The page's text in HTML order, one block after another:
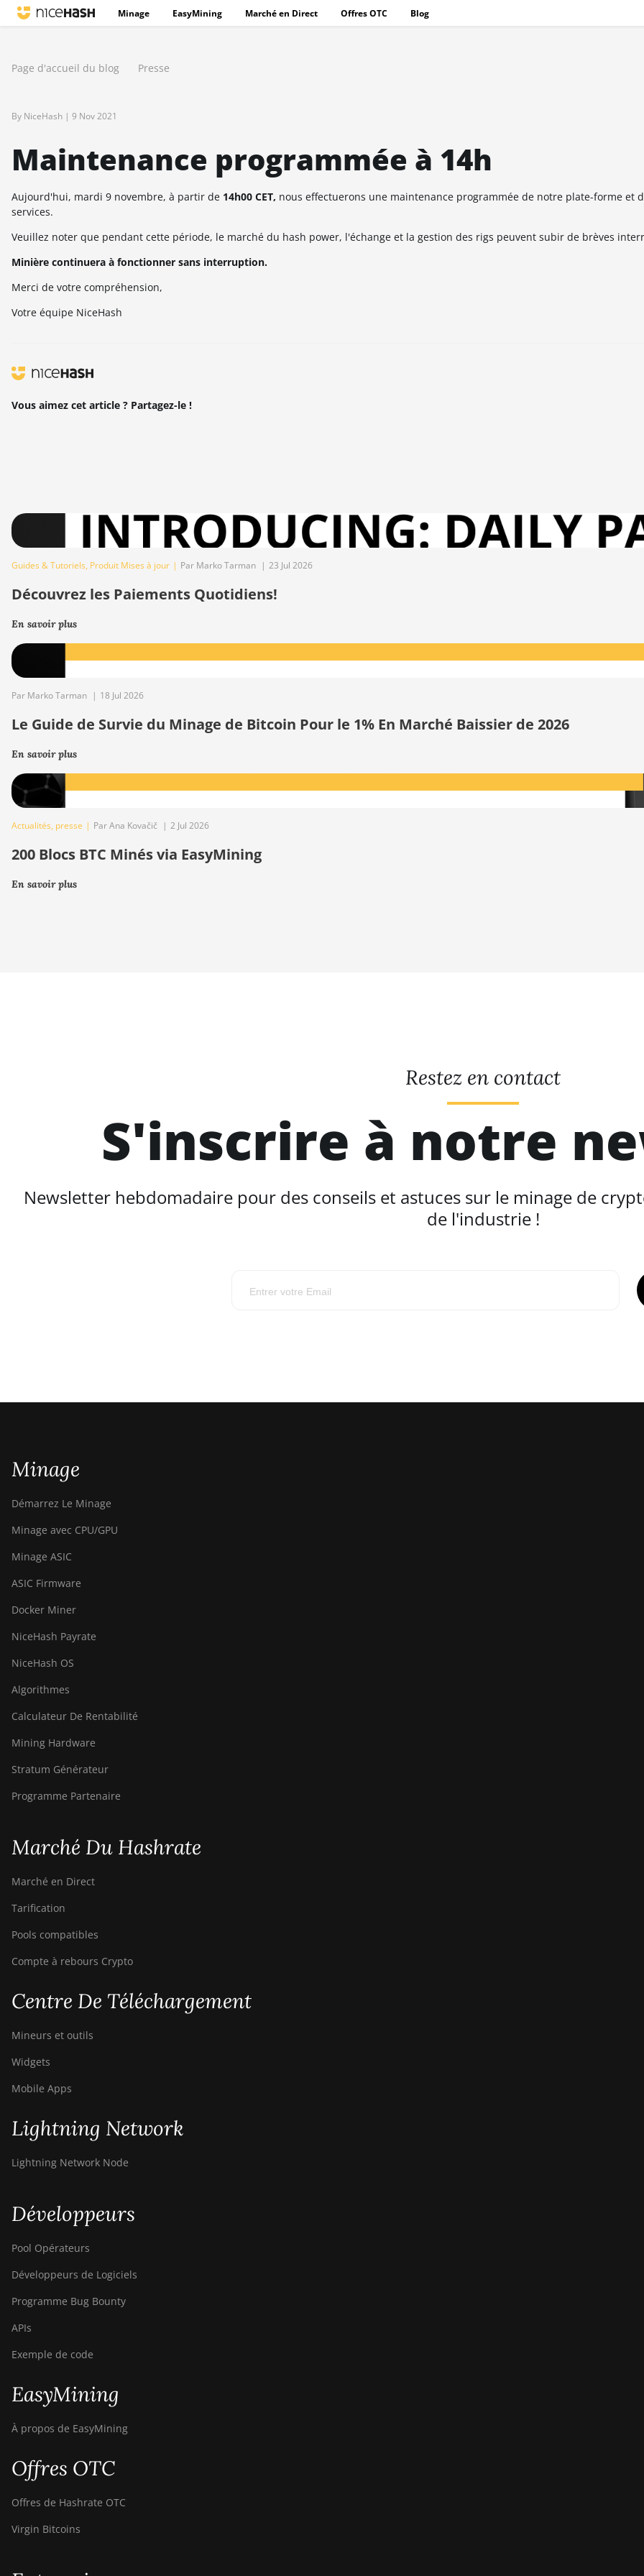
Minage EasyMining Marché en Direct Offres OTC Blog
Page d'accueil du blog Presse
By NiceHash | 9 Nov 2021
Maintenance programmée à 14h
Aujourd'hui, mardi 9 novembre, à partir de 14h00 CET, nous effectuerons une maintenance programmée de notre plate-forme et
services.
Veuillez noter que pendant cette période, le marché du hash power, l'échange et la gestion des rigs peuvent subir de brèves
Minière continuera à fonctionner sans interruption.
Merci de votre compréhension,
Votre équipe NiceHash
Vous aimez cet article ? Partagez-le !
Guides & Tutoriels, Produit Mises à jour | Par Marko Tarman | 23 Jul 2026
Découvrez les Paiements Quotidiens!
En savoir plus
Par Marko Tarman | 18 Jul 2026
Le Guide de Survie du Minage de Bitcoin Pour le 1% En Marché Baissier de 2026
En savoir plus
Actualités, presse | Par Ana Kovačič | 2 Jul 2026
200 Blocs BTC Minés via EasyMining
En savoir plus
Restez en contact
S'inscrire à notre
Newsletter hebdomadaire pour des conseils et astuces sur le minage de
de l'industrie !
Minage
Démarrez Le Minage
Minage avec CPU/GPU
Minage ASIC
ASIC Firmware
Docker Miner
NiceHash Payrate
NiceHash OS
Algorithmes
Calculateur De Rentabilité
Mining Hardware
Stratum Générateur
Programme Partenaire
Marché Du Hashrate
Marché en Direct
Tarification
Pools compatibles
Compte à rebours Crypto
Centre De Téléchargement
Mineurs et outils
Widgets
Mobile Apps
Lightning Network
Lightning Network Node
Développeurs
Pool Opérateurs
Développeurs de Logiciels
Programme Bug Bounty
APIs
Exemple de code
EasyMining
À propos de EasyMining
Offres OTC
Offres de Hashrate OTC
Virgin Bitcoins